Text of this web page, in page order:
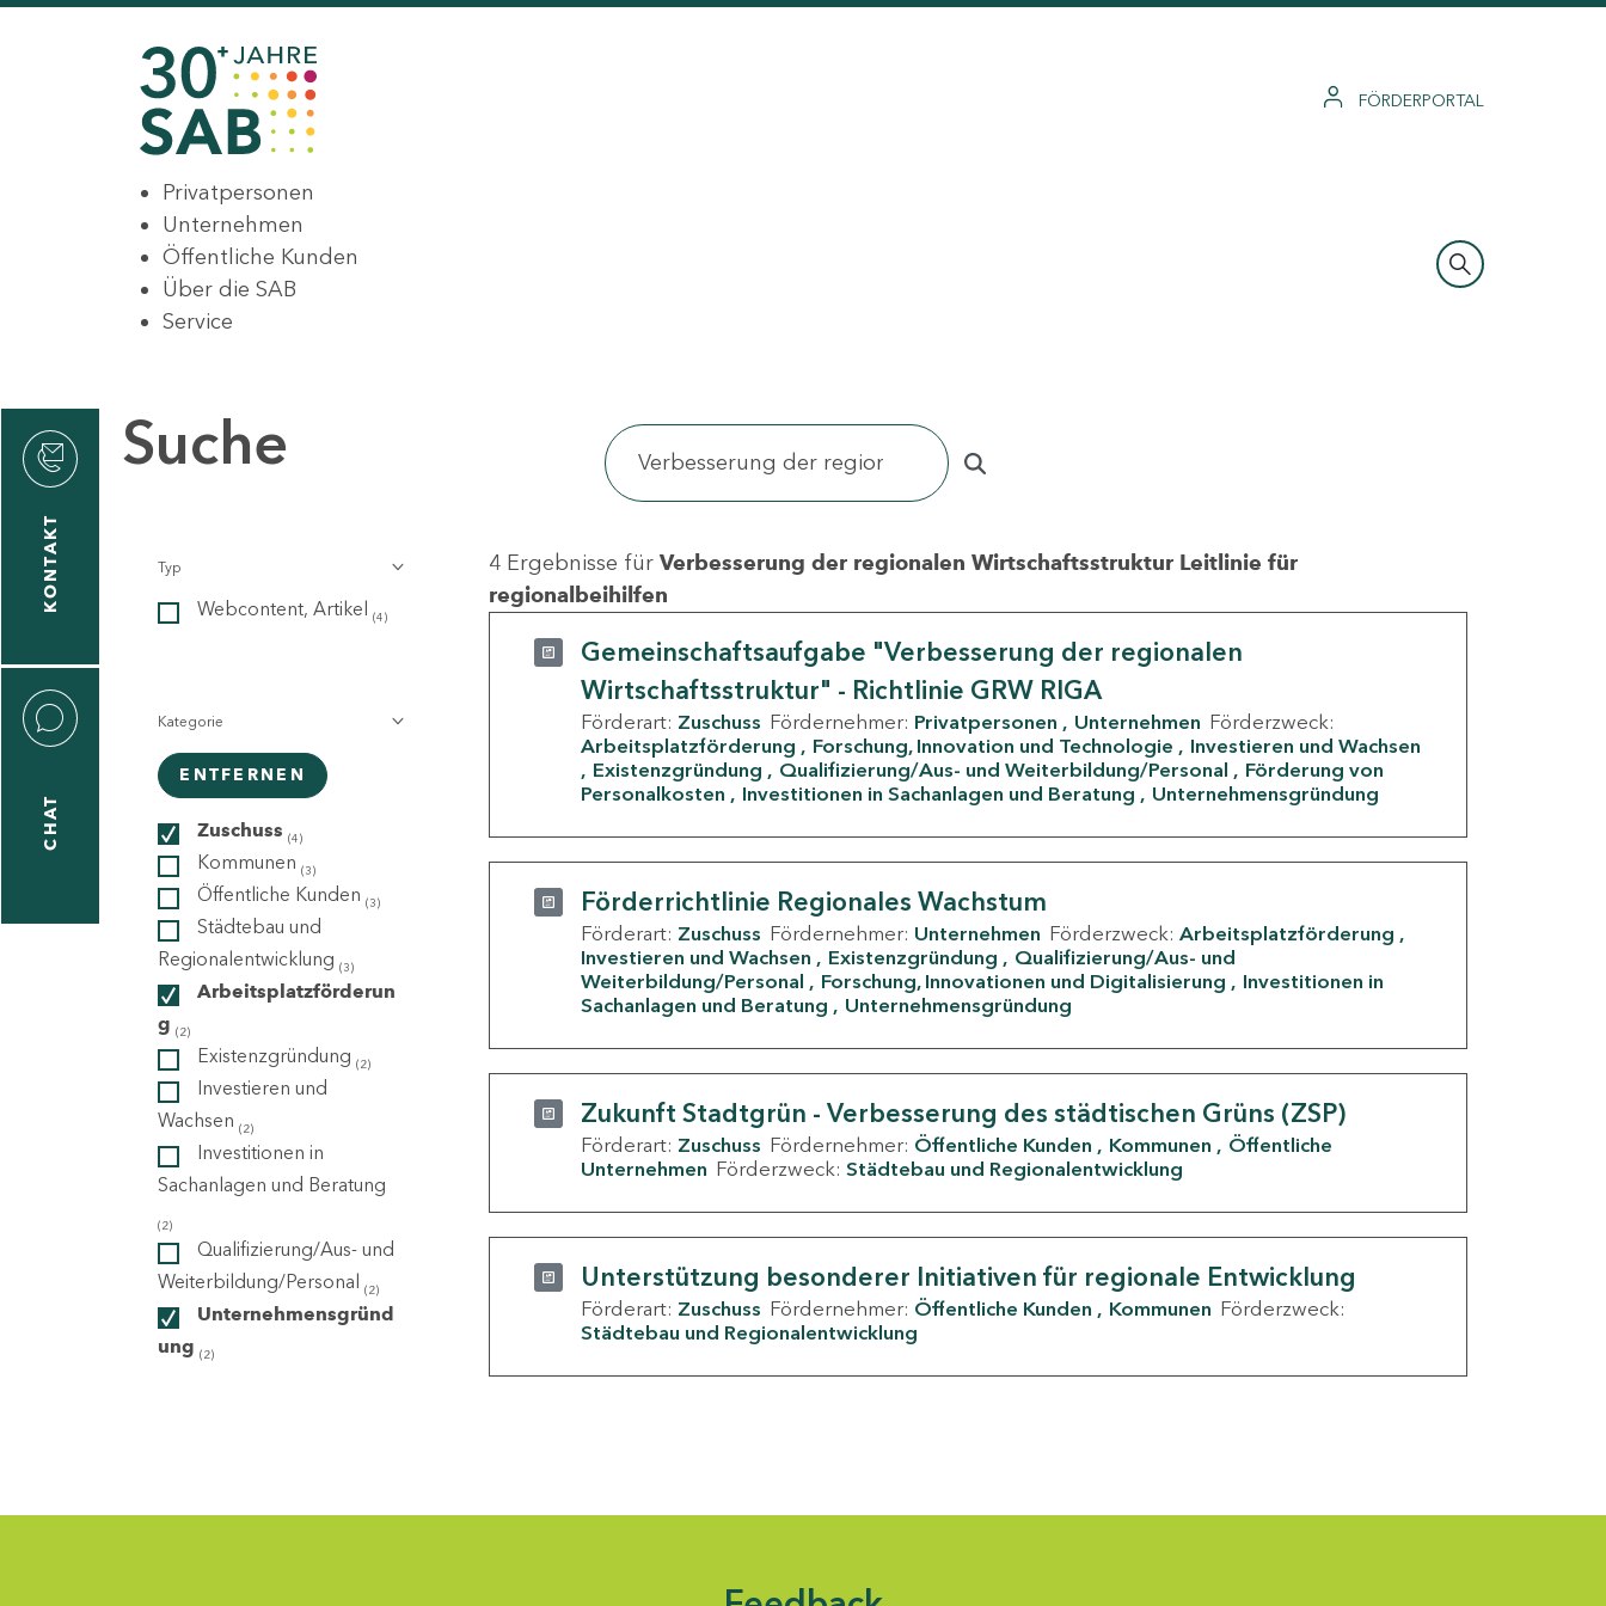
FÖRDERPORTAL
Privatpersonen
Unternehmen
Öffentliche Kunden
Über die SAB
Service
KONTAKT
CHAT
Suche
Typ
Webcontent, Artikel (4)
Kategorie
ENTFERNEN
Zuschuss (4)
Kommunen (3)
Öffentliche Kunden (3)
Städtebau und
Regionalentwicklung (3)
Arbeitsplatzförderun
g (2)
Existenzgründung (2)
Investieren und
Wachsen (2)
Investitionen in
Sachanlagen und Beratung
(2)
Qualifizierung/Aus- und
Weiterbildung/Personal (2)
Unternehmensgründ
ung (2)
4 Ergebnisse für Verbesserung der regionalen Wirtschaftsstruktur Leitlinie für
regionalbeihilfen
Gemeinschaftsaufgabe "Verbesserung der regionalen
Wirtschaftsstruktur" - Richtlinie GRW RIGA
Förderart: Zuschuss Fördernehmer: Privatpersonen Unternehmen Förderzweck:
Arbeitsplatzförderung
Forschung, Innovation und Technologie
Investieren und Wachsen
Existenzgründung
Qualifizierung/Aus- und Weiterbildung/Personal
Förderung von
Personalkosten
Investitionen in Sachanlagen und Beratung Unternehmensgründung
Förderrichtlinie Regionales Wachstum
Förderart: Zuschuss Fördernehmer: Unternehmen Förderzweck: Arbeitsplatzförderung
Investieren und Wachsen
Existenzgründung
Qualifizierung/Aus- und
Weiterbildung/Personal
Forschung, Innovationen und Digitalisierung
Investitionen in
Sachanlagen und Beratung
Unternehmensgründung
Zukunft Stadtgrün - Verbesserung des städtischen Grüns (ZSP)
Förderart: Zuschuss Fördernehmer: Öffentliche Kunden Kommunen
Öffentliche
Unternehmen Förderzweck: Städtebau und Regionalentwicklung
Unterstützung besonderer Initiativen für regionale Entwicklung
Förderart: Zuschuss Fördernehmer: Öffentliche Kunden Kommunen Förderzweck:
Städtebau und Regionalentwicklung